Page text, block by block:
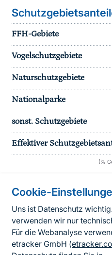
Cookie-
Uns ist Datenschutz
verwenden wir nur
Für die Webanalyse
etracker GmbH (
FFH-Gebiete
Vogelschutzgebiete
Naturschutzgebiete
Nationalparke
sonst. Schutzgebiete
Effektiver
(%
Informationen zur
FußzeileKontakt